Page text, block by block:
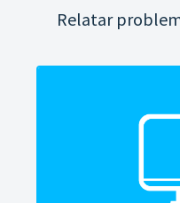
Relatar